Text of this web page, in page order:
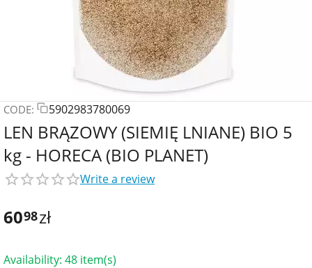
CODE: 5902983780069
LEN BRĄZOWY (SIEMIĘ LNIANE) BIO 5
kg - HORECA (BIO PLANET)
Write a review
6098zł
Availability: 48 item(s)